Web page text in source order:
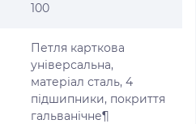
100
Петля карткова
універсальна,
матеріал сталь, 4
підшипники, покриття
гальванічне¶